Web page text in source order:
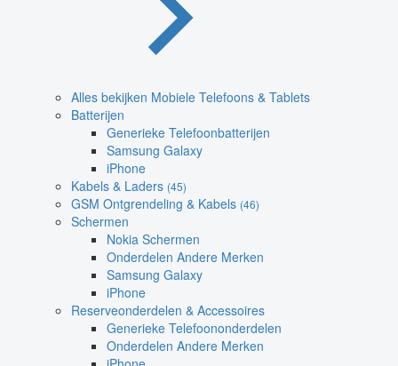
Alles bekijken Mobiele Telefoons & Tablets
Batterijen
Generieke Telefoonbatterijen
Samsung Galaxy
iPhone
Kabels & Laders (45)
GSM Ontgrendeling & Kabels (46)
Schermen
Nokia Schermen
Onderdelen Andere Merken
Samsung Galaxy
iPhone
Reserveonderdelen & Accessoires
Generieke Telefoononderdelen
Onderdelen Andere Merken